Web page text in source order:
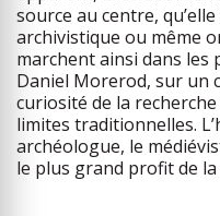
source au centre,
archivistique ou même
marchent ainsi dans les
Daniel Morerod, sur un
curiosité de la
limites traditionnelles.
archéologue, le
le plus grand profit de